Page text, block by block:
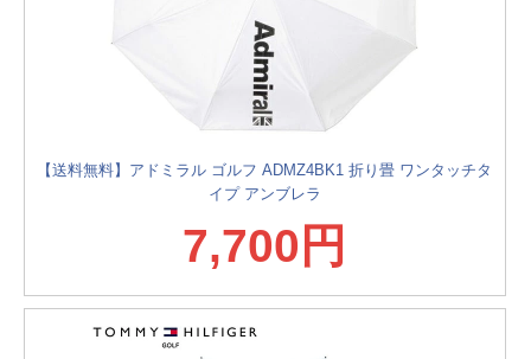
【送料無料】アドミラル ゴルフ ADMZ4BK1 折り畳 ワンタッチタ
イプ アンブレラ
7,700円